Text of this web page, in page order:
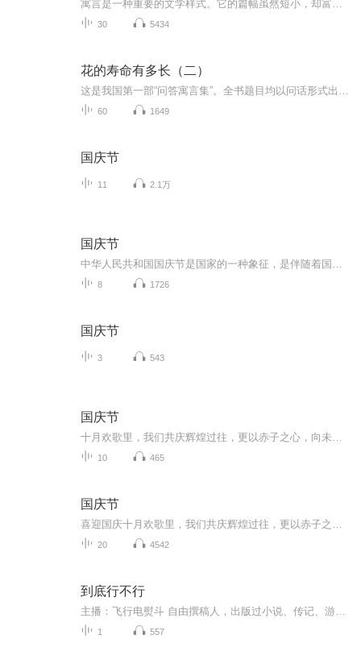
30 5434
花的寿命有多长（二）
60 1649
国庆节
11 2.1万
国庆节
8 1726
国庆节
3 543
国庆节
10 465
国庆节
20 4542
到底行不行
1 557